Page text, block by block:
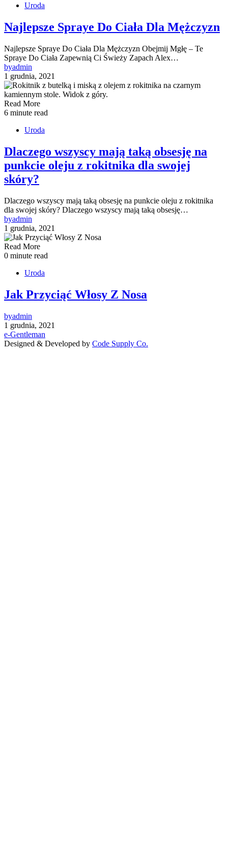
Uroda
Najlepsze Spraye Do Ciała Dla Mężczyzn
Najlepsze Spraye Do Ciała Dla Mężczyzn Obejmij Mgłę – Te
Spraye Do Ciała Zapewnią Ci Świeży Zapach Alex…
byadmin
1 grudnia, 2021
Read More
6 minute read
Uroda
Dlaczego wszyscy mają taką obsesję na
punkcie oleju z rokitnika dla swojej
skóry?
Dlaczego wszyscy mają taką obsesję na punkcie oleju z rokitnika
dla swojej skóry? Dlaczego wszyscy mają taką obsesję…
byadmin
1 grudnia, 2021
Read More
0 minute read
Uroda
Jak Przyciąć Włosy Z Nosa
byadmin
1 grudnia, 2021
e-Gentleman
Designed & Developed by Code Supply Co.